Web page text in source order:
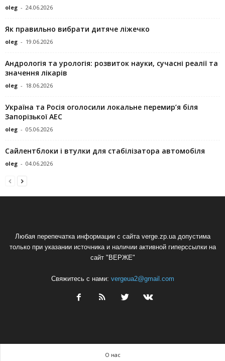
oleg - 24.06.2026
Як правильно вибрати дитяче ліжечко
oleg - 19.06.2026
Андрологія та урологія: розвиток науки, сучасні реалії та
значення лікарів
oleg - 18.06.2026
Україна та Росія оголосили локальне перемир’я біля
Запорізької АЕС
oleg - 05.06.2026
Сайлентблоки і втулки для стабілізатора автомобіля
oleg - 04.06.2026
Любая перепечатка информации с сайта verge.zp.ua допустима
только при указании источника и наличии активной гиперссылки на
сайт "ВЕРЖЕ"
Свяжитесь с нами: vergeua2@gmail.com
О нас